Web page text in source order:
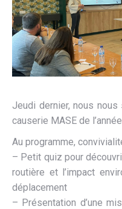
Jeudi dernier, nous
causerie MASE de
Au programme,
– Petit quiz pour
routière et l’impact
déplacement
– Présentation d’une